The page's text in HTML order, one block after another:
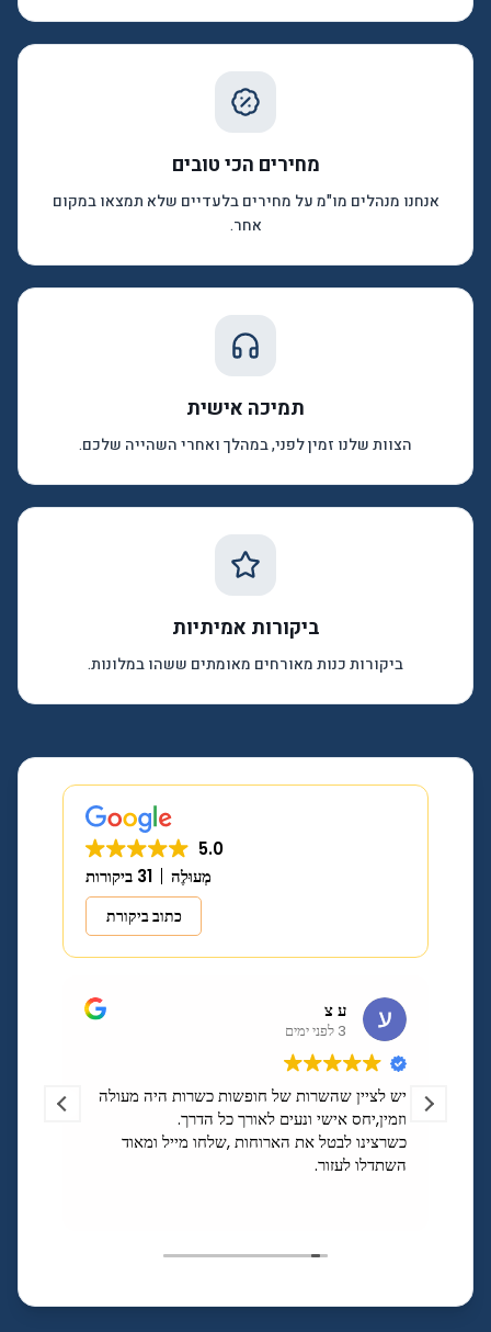
מחירים הכי טובים
אנחנו מנהלים מו"מ על מחירים בלעדיים שלא תמצאו במקום
אחר.
תמיכה אישית
הצוות שלנו זמין לפני, במהלך ואחרי השהייה שלכם.
ביקורות אמיתיות
ביקורות כנות מאורחים מאומתים ששהו במלונות.
5.0
מְעוּלֶה
31 ביקורות
כתוב ביקורת
ע צ
יש לציין שהשרות של חופשות כשרות היה מעולה
וזמין,יחס אישי ונעים לאורך כל הדרך.
כשרצינו לבטל את הארוחות ,שלחו מייל ומאוד
השתדלו לעזור.